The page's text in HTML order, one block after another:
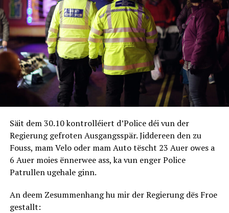
Säit dem 30.10 kontrolléiert d’Police déi vun der
Regierung gefroten Ausgangsspär. Jiddereen den zu
Fouss, mam Velo oder mam Auto tëscht 23 Auer owes a
6 Auer moies ënnerwee ass, ka vun enger Police
Patrullen ugehale ginn.
An deem Zesummenhang hu mir der Regierung dës Froe
gestallt: